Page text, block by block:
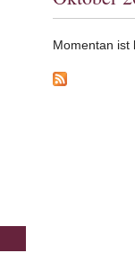
Momentan ist